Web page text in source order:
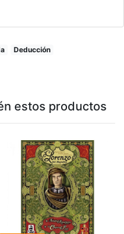
Deducción
estos productos